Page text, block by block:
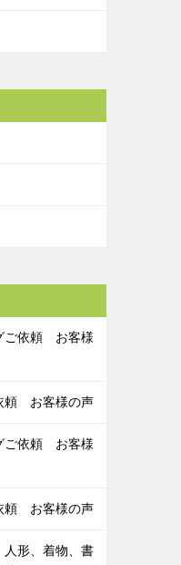
ご依頼 お客様
頼 お客様の声
ご依頼 お客様
頼 お客様の声
人形、着物、書